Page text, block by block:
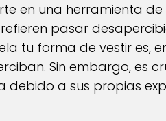
en una herramienta
pasar
tu forma de vestir es,
Sin embargo, es
a sus propias